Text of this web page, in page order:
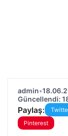
admin•
Güncellendi:
Paylaş:
Pinterest